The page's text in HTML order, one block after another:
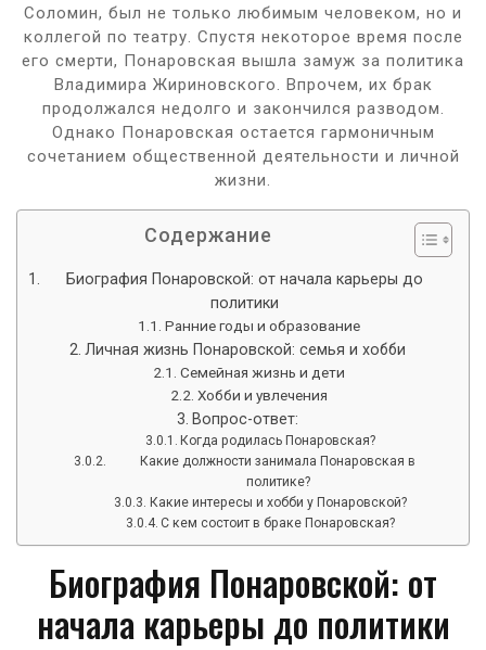
Соломин, был не только любимым человеком, но и
коллегой по театру. Спустя некоторое время после
его смерти, Понаровская вышла замуж за политика
Владимира Жириновского. Впрочем, их брак
продолжался недолго и закончился разводом.
Однако Понаровская остается гармоничным
сочетанием общественной деятельности и личной
жизни.
Содержание
Биография Понаровской: от начала карьеры до
политики
Ранние годы и образование
Личная жизнь Понаровской: семья и хобби
Семейная жизнь и дети
Хобби и увлечения
Вопрос-ответ:
Когда родилась Понаровская?
Какие должности занимала Понаровская в
политике?
Какие интересы и хобби у Понаровской?
С кем состоит в браке Понаровская?
Биография Понаровской: от
начала карьеры до политики